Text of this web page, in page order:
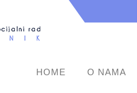
HOME O NAMA